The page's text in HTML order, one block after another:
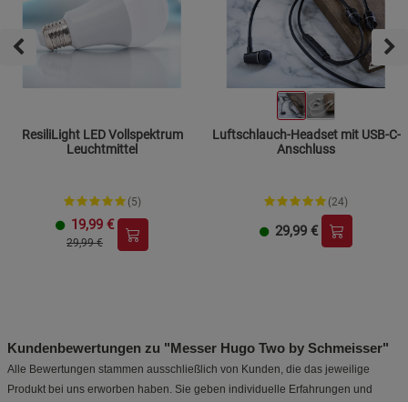
ResiliLight LED Vollspektrum
Leuchtmittel
(5)
19,99 €
29,99 €
Luftschlauch-Headset mit USB-C-
Anschluss
(24)
29,99 €
Kundenbewertungen zu "Messer Hugo Two by Schmeisser"
Alle Bewertungen stammen ausschließlich von Kunden, die das jeweilige
Produkt bei uns erworben haben. Sie geben individuelle Erfahrungen und